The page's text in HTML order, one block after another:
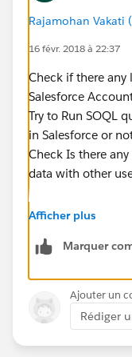
Rajamohan Vakati
16 févr. 2018 à 22:37
Check if there
Salesforce
Try to Run SOQL
in Salesforce or
Check Is there
data with other
Afficher plus
Marquer
Ajouter un
Rédiger